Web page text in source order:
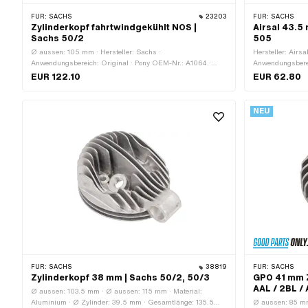
FÜR: SACHS 23203
Zylinderkopf fahrtwindgekühlt NOS |
Sachs 50/2
Ø aussen: 105 mm · Hersteller: Sachs ·
Anwendungsbereich: Original · Pony OEM-Nr.: A1064 ·
Alternative Ausf. der Sachs OEM-Nr.: 0213 033 003 ·
EUR 122.10
FÜR: SACHS
Airsal 43.5
505
Hersteller:
EUR 62.80
FÜR: SACHS 38819
Zylinderkopf 38 mm | Sachs 50/2, 50/3
Ø aussen: 103.5 mm · Ø aussen: 115 mm · Material:
Aluminium · Ø Zylinder: 39.5 mm · Gesamtlänge: 135.5
NEU
FÜR: SACHS
GPO 41
AAL / 2BL /
Ø aussen: 85